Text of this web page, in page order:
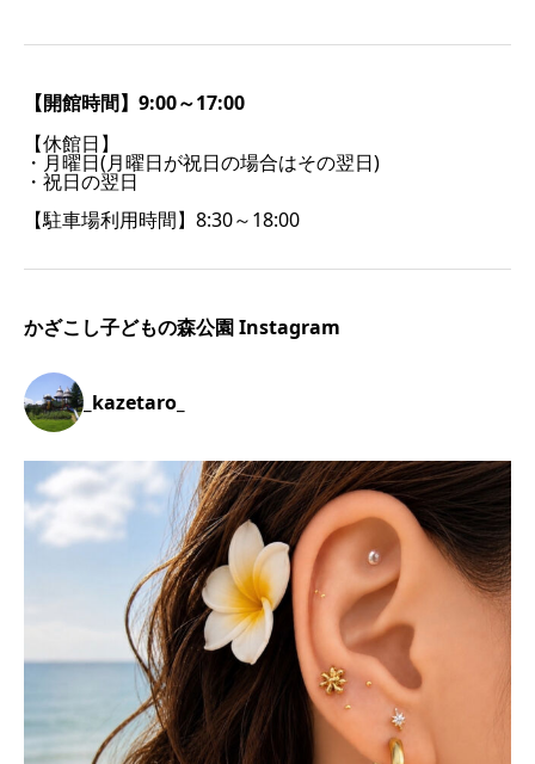
【開館時間】9:00～17:00
【休館日】
・月曜日(月曜日が祝日の場合はその翌日)
・祝日の翌日
【駐車場利用時間】8:30～18:00
かざこし子どもの森公園 Instagram
_kazetaro_